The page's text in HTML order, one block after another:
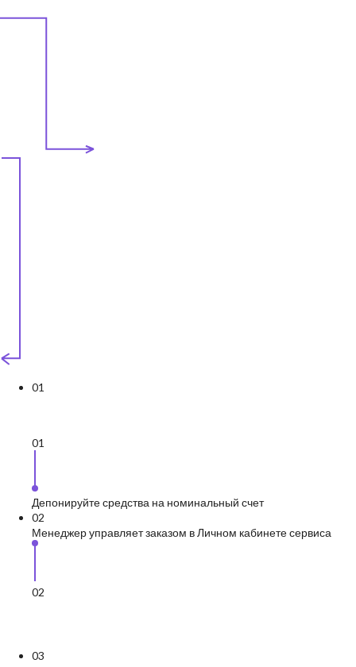
01
01
Депонируйте средства на номинальный счет
02
Менеджер управляет заказом в Личном кабинете сервиса
02
03